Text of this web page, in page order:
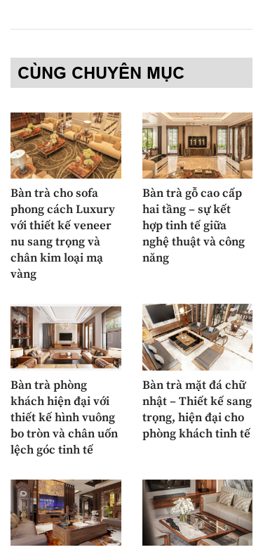
CÙNG CHUYÊN MỤC
Bàn trà cho sofa
phong cách Luxury
với thiết kế veneer
nu sang trọng và
chân kim loại mạ
vàng
Bàn trà gỗ cao cấp
hai tầng – sự kết
hợp tinh tế giữa
nghệ thuật và công
năng
Bàn trà phòng
khách hiện đại với
thiết kế hình vuông
bo tròn và chân uốn
lệch góc tinh tế
Bàn trà mặt đá chữ
nhật – Thiết kế sang
trọng, hiện đại cho
phòng khách tinh tế